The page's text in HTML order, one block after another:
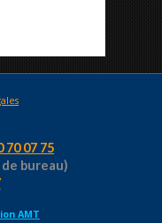
70 07 75
bureau)
AMT